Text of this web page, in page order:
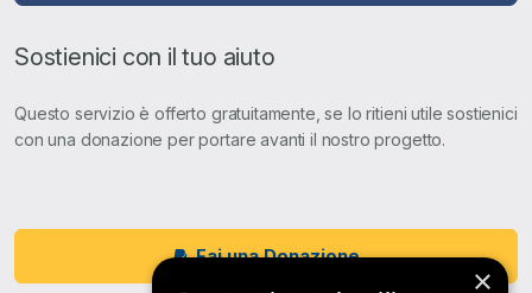
Sostienici con il tuo aiuto
Questo servizio è offerto gratuitamente, se lo ritieni utile sostienici
con una donazione per portare avanti il nostro progetto.
Fai una Donazione
×